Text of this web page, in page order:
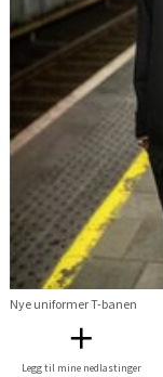
Nye uniformer T-banen
Legg til mine nedlastinger